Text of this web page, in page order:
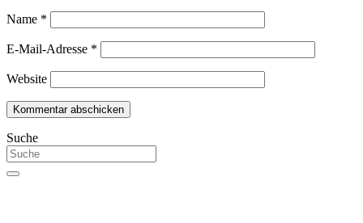
Name *
E-Mail-Adresse *
Website
Suche